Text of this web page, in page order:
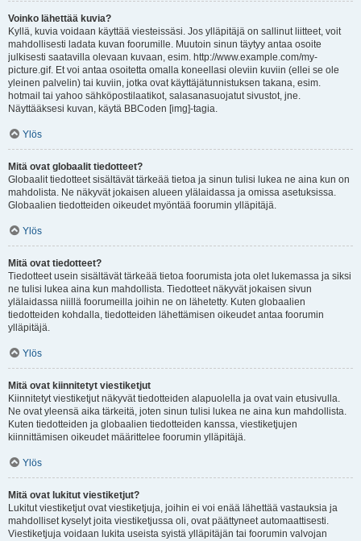
Voinko lähettää kuvia?
Kyllä, kuvia voidaan käyttää viesteissäsi. Jos ylläpitäjä on sallinut liitteet, voit
mahdollisesti ladata kuvan foorumille. Muutoin sinun täytyy antaa osoite
julkisesti saatavilla olevaan kuvaan, esim. http://www.example.com/my-
picture.gif. Et voi antaa osoitetta omalla koneellasi oleviin kuviin (ellei se ole
yleinen palvelin) tai kuviin, jotka ovat käyttäjätunnistuksen takana, esim.
hotmail tai yahoo sähköpostilaatikot, salasanasuojatut sivustot, jne.
Näyttääksesi kuvan, käytä BBCoden [img]-tagia.
Ylös
Mitä ovat globaalit tiedotteet?
Globaalit tiedotteet sisältävät tärkeää tietoa ja sinun tulisi lukea ne aina kun on
mahdolista. Ne näkyvät jokaisen alueen ylälaidassa ja omissa asetuksissa.
Globaalien tiedotteiden oikeudet myöntää foorumin ylläpitäjä.
Ylös
Mitä ovat tiedotteet?
Tiedotteet usein sisältävät tärkeää tietoa foorumista jota olet lukemassa ja siksi
ne tulisi lukea aina kun mahdollista. Tiedotteet näkyvät jokaisen sivun
ylälaidassa niillä foorumeilla joihin ne on lähetetty. Kuten globaalien
tiedotteiden kohdalla, tiedotteiden lähettämisen oikeudet antaa foorumin
ylläpitäjä.
Ylös
Mitä ovat kiinnitetyt viestiketjut
Kiinnitetyt viestiketjut näkyvät tiedotteiden alapuolella ja ovat vain etusivulla.
Ne ovat yleensä aika tärkeitä, joten sinun tulisi lukea ne aina kun mahdollista.
Kuten tiedotteiden ja globaalien tiedotteiden kanssa, viestiketjujen
kiinnittämisen oikeudet määrittelee foorumin ylläpitäjä.
Ylös
Mitä ovat lukitut viestiketjut?
Lukitut viestiketjut ovat viestiketjuja, joihin ei voi enää lähettää vastauksia ja
mahdolliset kyselyt joita viestiketjussa oli, ovat päättyneet automaattisesti.
Viestiketjuja voidaan lukita useista syistä ylläpitäjän tai foorumin valvojan